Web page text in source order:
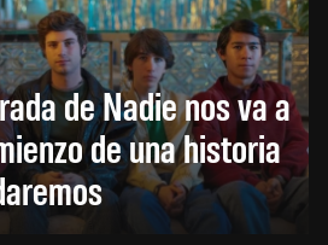
de Nadie nos va a
de una historia